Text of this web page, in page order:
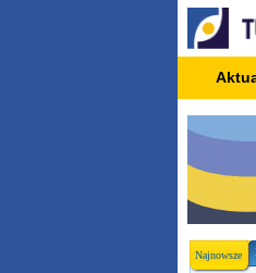
Najnowsze